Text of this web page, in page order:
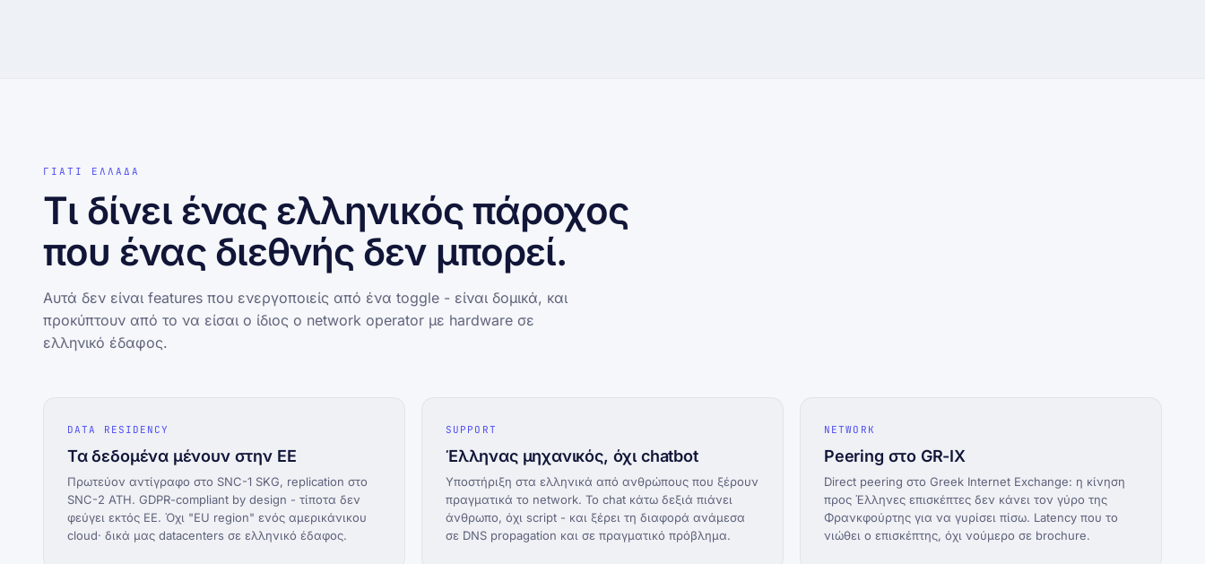
ΓΙΑΤΙ ΕΛΛΑΔΑ
Τι δίνει ένας ελληνικός πάροχος
που ένας διεθνής δεν μπορεί.
Αυτά δεν είναι features που ενεργοποιείς από ένα toggle - είναι δομικά, και
προκύπτουν από το να είσαι ο ίδιος ο network operator με hardware σε
ελληνικό έδαφος.
DATA RESIDENCY
Τα δεδομένα μένουν στην ΕΕ
Πρωτεύον αντίγραφο στο SNC-1 SKG, replication στο
SNC-2 ATH. GDPR-compliant by design - τίποτα δεν
φεύγει εκτός ΕΕ. Όχι "EU region" ενός αμερικάνικου
cloud· δικά μας datacenters σε ελληνικό έδαφος.
SUPPORT
Έλληνας μηχανικός, όχι chatbot
Υποστήριξη στα ελληνικά από ανθρώπους που ξέρουν
πραγματικά το network. Το chat κάτω δεξιά πιάνει
άνθρωπο, όχι script - και ξέρει τη διαφορά ανάμεσα
σε DNS propagation και σε πραγματικό πρόβλημα.
NETWORK
Peering στο GR-IX
Direct peering στο Greek Internet Exchange: η κίνηση
προς Έλληνες επισκέπτες δεν κάνει τον γύρο της
Φρανκφούρτης για να γυρίσει πίσω. Latency που το
νιώθει ο επισκέπτης, όχι νούμερο σε brochure.